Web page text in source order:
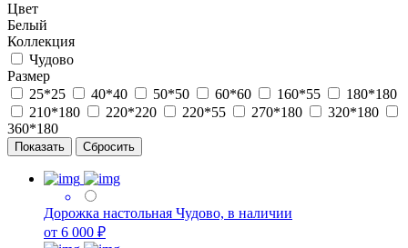
Цвет
Белый
Коллекция
Чудово
Размер
25*25
40*40 50*50 60*60 160*55
180*180
210*180
220*220 220*55 270*180
320*180
360*180
Дорожка настольная Чудово, в наличии
от 6 000 ₽